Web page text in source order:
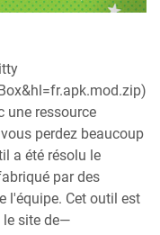
une ressource
perdez beaucoup
a été résolu le
par des
l'équipe. Cet outil est
le site de—